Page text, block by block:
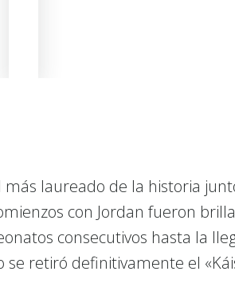
laureado de la historia
con Jordan fueron
consecutivos hasta la
se retiró definitivamente el